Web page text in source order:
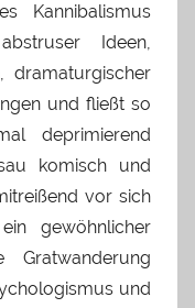
Kannibalismus
Ideen,
dramaturgischer
und fließt so
deprimierend
komisch und
vor sich
gewöhnlicher
Gratwanderung
und